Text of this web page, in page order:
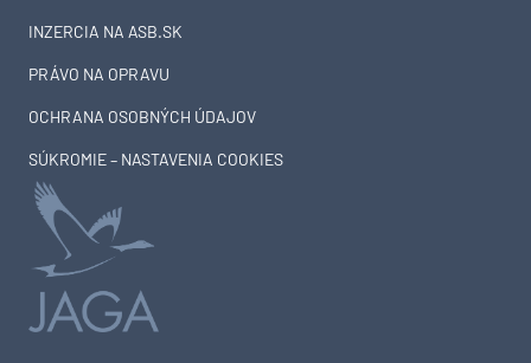
INZERCIA NA ASB.SK
PRÁVO NA OPRAVU
OCHRANA OSOBNÝCH ÚDAJOV
SÚKROMIE – NASTAVENIA COOKIES